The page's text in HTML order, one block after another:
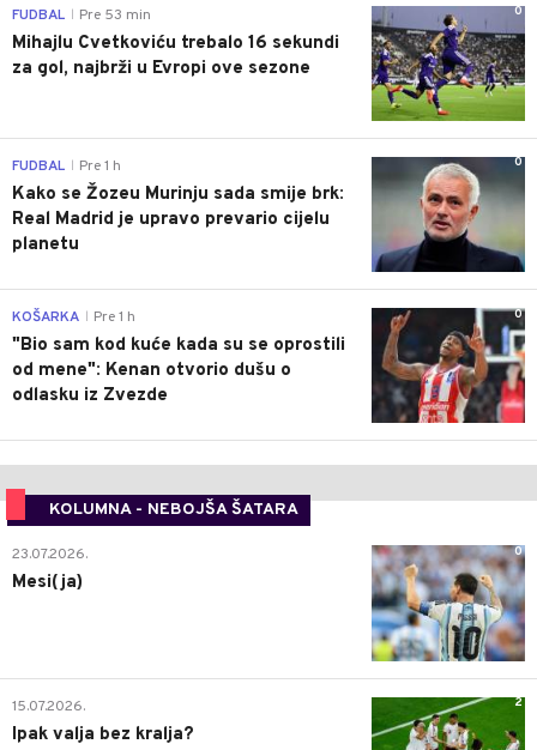
0
FUDBAL Pre 53 min
Mihajlu Cvetkoviću trebalo 16 sekundi
za gol, najbrži u Evropi ove sezone
0
FUDBAL Pre 1 h
Kako se Žozeu Murinju sada smije brk:
Real Madrid je upravo prevario cijelu
planetu
0
KOŠARKA Pre 1 h
"Bio sam kod kuće kada su se oprostili
od mene": Kenan otvorio dušu o
odlasku iz Zvezde
KOLUMNA - NEBOJŠA ŠATARA
0
23.07.2026.
Mesi(ja)
2
15.07.2026.
Ipak valja bez kralja?